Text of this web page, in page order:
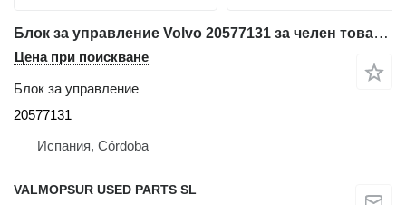
Блок за управление Volvo 20577131 за челен товарач Volvo L180E, L150E, L220E, EC460B, EC360B, EC330B, A40D. A35D, A30D, A25D
Цена при поискване
Блок за управление
20577131
Испания, Córdoba
VALMOPSUR USED PARTS SL